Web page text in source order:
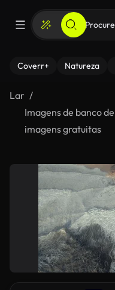
Coverr+ Natureza
Lar
Imagens de banco de
imagens gratuitas